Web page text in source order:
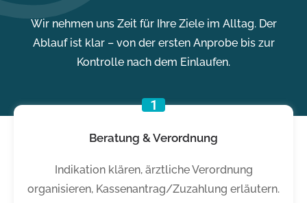
Wir nehmen uns Zeit für Ihre Ziele im Alltag. Der
Ablauf ist klar – von der ersten Anprobe bis zur
Kontrolle nach dem Einlaufen.
1
Beratung & Verordnung
Indikation klären, ärztliche Verordnung
organisieren, Kassenantrag/Zuzahlung erläutern.